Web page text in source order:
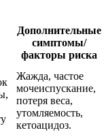
Дополнительные
симптомы/
факторы риска
Жажда, частое
мочеиспускание,
потеря веса,
утомляемость,
кетоацидоз.